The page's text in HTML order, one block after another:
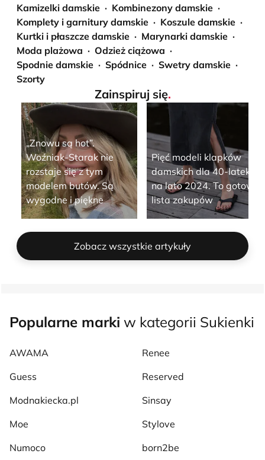
Kamizelki damskie
Kombinezony damskie
Komplety i garnitury damskie
Koszule damskie
Kurtki i płaszcze damskie
Marynarki damskie
Moda plażowa
Odzież ciążowa
Spodnie damskie
Spódnice
Swetry damskie
Szorty
Zainspiruj się.
„Znowu są hot”.
Woźniak-Starak nie
rozstaje się z tym
modelem butów. Są
wygodne i piękne
Pięć modeli klapków
damskich dla 40-latek
na lato 2024. To gotowa
lista zakupów
Zobacz wszystkie artykuły
Popularne marki w kategorii Sukienki
AWAMA
Guess
Modnakiecka.pl
Moe
Numoco
Renee
Reserved
Sinsay
Stylove
born2be